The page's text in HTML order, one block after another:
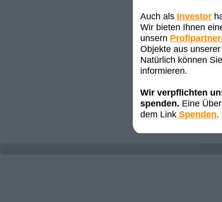
Auch als Investor
Wir bieten Ihnen
unsern
Objekte aus
Natürlich können
informieren.
Wir verpflichten
spenden. Eine
dem Link Spenden.